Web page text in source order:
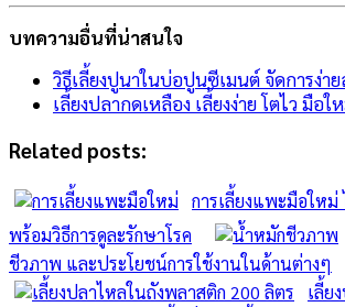
บทความอื่นที่น่าสนใจ
วิธีเลี้ยงปูนาในบ่อปูนซีเมนต์ จัดการง่า
เลี้ยงปลากดเหลือง เลี้ยงง่าย โตไว มือใ
Related posts:
การเลี้ยงแพะมือใหม่
พร้อมวิธีการดูละรักษาโรค
ชีวภาพ และประโยชน์การใช้งานในด้านต่างๆ
เลี้ย